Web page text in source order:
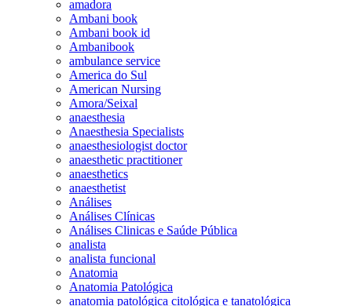
amadora
Ambani book
Ambani book id
Ambanibook
ambulance service
America do Sul
American Nursing
Amora/Seixal
anaesthesia
Anaesthesia Specialists
anaesthesiologist doctor
anaesthetic practitioner
anaesthetics
anaesthetist
Análises
Análises Clínicas
Análises Clinicas e Saúde Pública
analista
analista funcional
Anatomia
Anatomia Patológica
anatomia patológica citológica e tanatológica